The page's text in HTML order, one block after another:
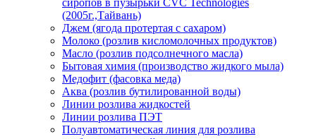
(2005г.,Тайвань)
Джем (ягода протертая с сахаром)
Молоко (розлив кисломолочных продуктов)
Масло (розлив подсолнечного масла)
Бытовая химия (производство жидкого мыла)
Медофит (фасовка меда)
Аква (розлив бутилированной воды)
Линии розлива жидкостей
Линии розлива ПЭТ
Полуавтоматическая линия для розлива